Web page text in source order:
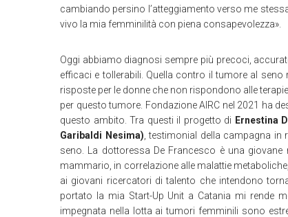
cambiando persino l’atteggiamento verso me
vivo la mia femminilità con piena consapevolezza».
Oggi abbiamo diagnosi sempre più precoci,
efficaci e tollerabili. Quella contro il tumore al
risposte per le donne che non rispondono alle
per questo tumore. Fondazione AIRC nel 2021 ha
questo ambito. Tra questi il progetto di Ernestina
Garibaldi Nesima) , testimonial della campagna
seno. La dottoressa De Francesco è una
mammario, in correlazione alle malattie
ai giovani ricercatori di talento che intendono
portato la mia Start-Up Unit a Catania mi rende
impegnata nella lotta ai tumori femminili sono